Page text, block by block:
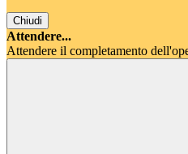
Chiudi
Attendere...
Attendere il completamento